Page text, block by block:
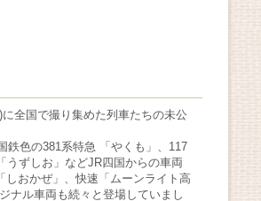
全国で撮り 集めた列車たちの未公
鉄色の381系特急 「やくも」、117
うずしお」などJR四国からの車両
しおかぜ」、快速「ムーンライト高
ナル車両も続々と登場していまし